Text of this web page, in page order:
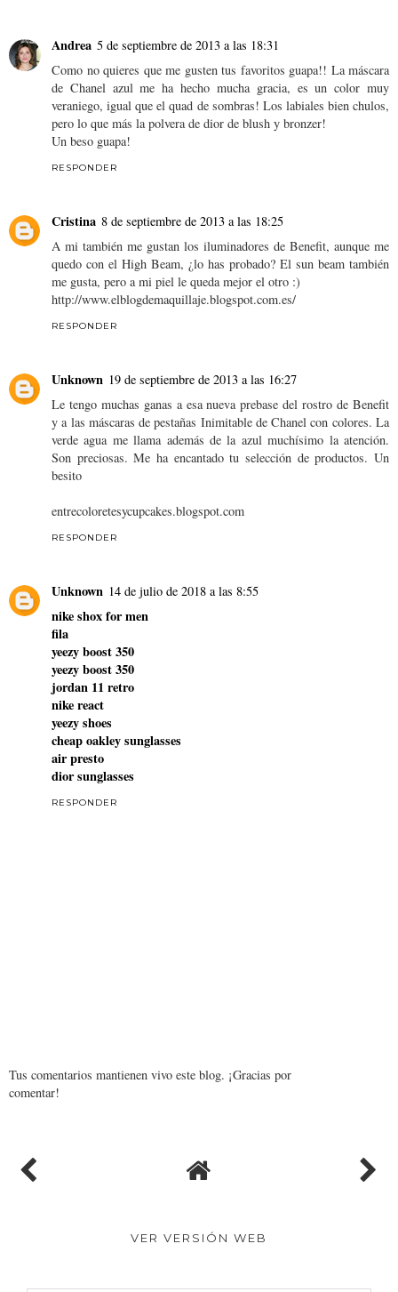
Andrea 5 de septiembre de 2013 a las 18:31
Como no quieres que me gusten tus favoritos guapa!! La máscara
de Chanel azul me ha hecho mucha gracia, es un color muy
veraniego, igual que el quad de sombras! Los labiales bien chulos,
pero lo que más la polvera de dior de blush y bronzer!
Un beso guapa!
RESPONDER
Cristina 8 de septiembre de 2013 a las 18:25
A mi también me gustan los iluminadores de Benefit, aunque me
quedo con el High Beam, ¿lo has probado? El sun beam también
me gusta, pero a mi piel le queda mejor el otro :)
http://www.elblogdemaquillaje.blogspot.com.es/
RESPONDER
Unknown 19 de septiembre de 2013 a las 16:27
Le tengo muchas ganas a esa nueva prebase del rostro de Benefit
y a las máscaras de pestañas Inimitable de Chanel con colores. La
verde agua me llama además de la azul muchísimo la atención.
Son preciosas. Me ha encantado tu selección de productos. Un
besito
entrecoloretesycupcakes.blogspot.com
RESPONDER
Unknown 14 de julio de 2018 a las 8:55
nike shox for men
fila
yeezy boost 350
yeezy boost 350
jordan 11 retro
nike react
yeezy shoes
cheap oakley sunglasses
air presto
dior sunglasses
RESPONDER
Tus comentarios mantienen vivo este blog. ¡Gracias por
comentar!
VER VERSIÓN WEB